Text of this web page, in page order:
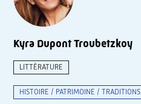
Kyra Dupont Troubetzkoy
LITTÉRATURE
HISTOIRE / PATRIMOINE / TRADITIONS